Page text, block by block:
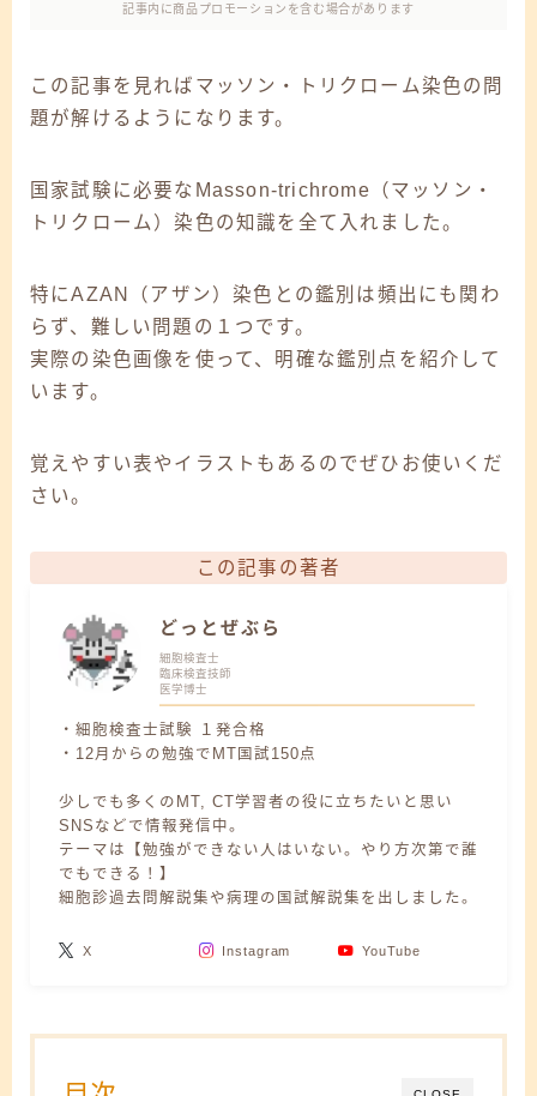
記事内に商品プロモーションを含む場合があります
この記事を見ればマッソン・トリクローム染色の問
題が解けるようになります。
国家試験に必要なMasson-trichrome（マッソン・
トリクローム）染色の知識を全て入れました。
特にAZAN（アザン）染色との鑑別は頻出にも関わ
らず、難しい問題の１つです。
実際の染色画像を使って、明確な鑑別点を紹介して
います。
覚えやすい表やイラストもあるのでぜひお使いくだ
さい。
この記事の著者
どっとぜぶら
細胞検査士
臨床検査技師
医学博士
・細胞検査士試験 １発合格
・12月からの勉強でMT国試150点
少しでも多くのMT, CT学習者の役に立ちたいと思い
SNSなどで情報発信中。
テーマは【勉強ができない人はいない。やり方次第で誰
でもできる！】
細胞診過去問解説集や病理の国試解説集を出しました。
X Instagram YouTube